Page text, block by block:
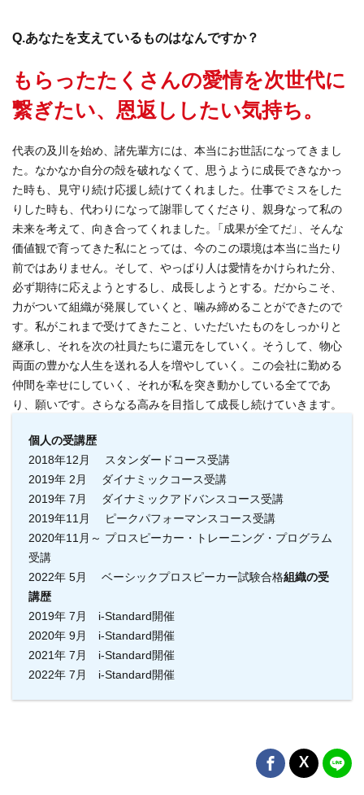
Q.あなたを支えているものはなんですか？
もらったたくさんの愛情を次世代に
繋ぎたい、恩返ししたい気持ち。
代表の及川を始め、諸先輩方には、本当にお世話になってきまし
た。なかなか自分の殻を破れなくて、思うように成長できなかっ
た時も、見守り続け応援し続けてくれました。仕事でミスをした
りした時も、代わりになって謝罪してくださり、親身なって私の
未来を考えて、向き合ってくれました。「成果が全てだ」、そんな
価値観で育ってきた私にとっては、今のこの環境は本当に当たり
前ではありません。そして、やっぱり人は愛情をかけられた分、
必ず期待に応えようとするし、成長しようとする。だからこそ、
力がついて組織が発展していくと、噛み締めることができたので
す。私がこれまで受けてきたこと、いただいたものをしっかりと
継承し、それを次の社員たちに還元をしていく。そうして、物心
両面の豊かな人生を送れる人を増やしていく。この会社に勤める
仲間を幸せにしていく、それが私を突き動かしている全てであ
り、願いです。さらなる高みを目指して成長し続けていきます。
個人の受講歴
2018年12月 スタンダードコース受講
2019年 2月 ダイナミックコース受講
2019年 7月 ダイナミックアドバンスコース受講
2019年11月 ピークパフォーマンスコース受講
2020年11月～ プロスピーカー・トレーニング・プログラム
受講
2022年 5月 ベーシックプロスピーカー試験合格組織の受
講歴
2019年 7月 i-Standard開催
2020年 9月 i-Standard開催
2021年 7月 i-Standard開催
2022年 7月 i-Standard開催